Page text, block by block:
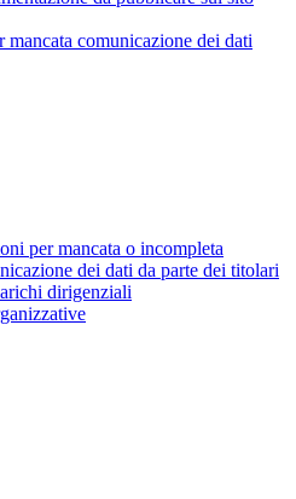
mancata comunicazione dei dati
per mancata o incompleta
dei dati da parte dei titolari
dirigenziali